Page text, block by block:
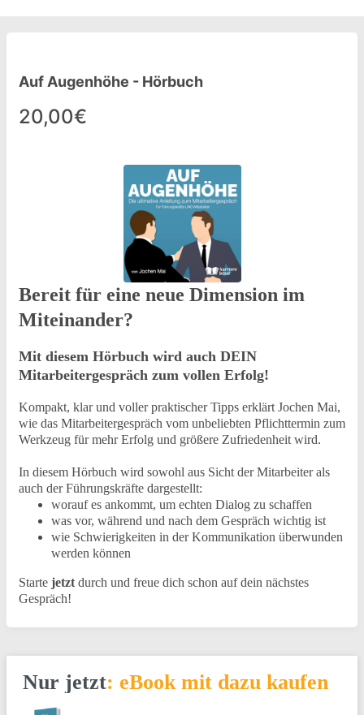
Auf Augenhöhe - Hörbuch
20,00€
Bereit für eine neue Dimension im
Miteinander?
Mit diesem Hörbuch wird auch DEIN
Mitarbeitergespräch zum vollen Erfolg!
Kompakt, klar und voller praktischer Tipps erklärt Jochen Mai,
wie das Mitarbeitergespräch vom unbeliebten Pflichttermin zum
Werkzeug für mehr Erfolg und größere Zufriedenheit wird.
In diesem Hörbuch wird sowohl aus Sicht der Mitarbeiter als
auch der Führungskräfte dargestellt:
worauf es ankommt, um echten Dialog zu schaffen
was vor, während und nach dem Gespräch wichtig ist
wie Schwierigkeiten in der Kommunikation überwunden
werden können
Starte jetzt durch und freue dich schon auf dein nächstes
Gespräch!
Nur jetzt: eBook mit dazu kaufen